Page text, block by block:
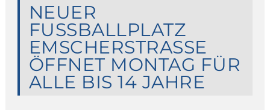
NEUER
FUSSBALLPLATZ E
MSCHERSTRASSE ÖF
FNET MONTAG FÜR AL
LE BIS 14 JAHRE